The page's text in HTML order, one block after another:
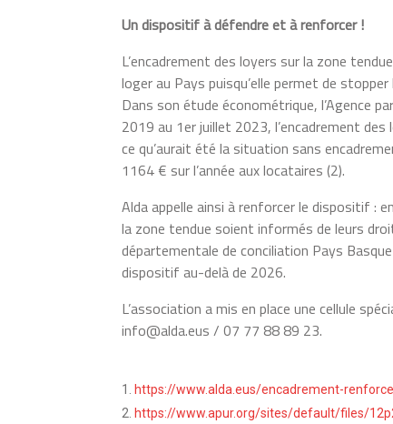
Un dispositif à défendre et à renforcer !
L’encadrement des loyers sur la zone
loger au Pays puisqu’elle permet de
Dans son étude économétrique, l’Agence
2019 au 1er juillet 2023, l’encadrement
ce qu’aurait été la situation sans
1164 € sur l’année aux locataires (2).
Alda appelle ainsi à renforcer le dispositif :
la zone tendue soient informés de leurs
départementale de conciliation Pays
dispositif au-delà de 2026.
L’association a mis en place une cellule
info@alda.eus / 07 77 88 89 23.
https://www.alda.eus/encadrement-
https://www.apur.org/sites/default/files/